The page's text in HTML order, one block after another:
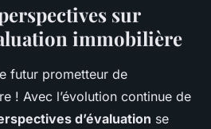
sur
immobilière
futur prometteur de
! Avec l’évolution continue de
d’évaluation se